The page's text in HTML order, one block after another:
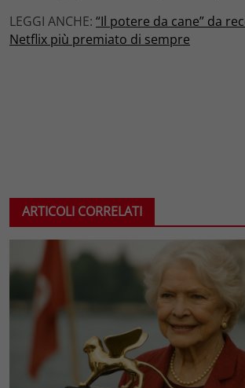
LEGGI ANCHE: “Il potere da cane” da
Netflix più premiato di sempre
ARTICOLI CORRELATI